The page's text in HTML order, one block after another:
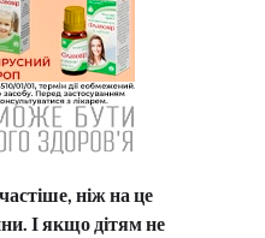
ніж на це
І якщо дітям не